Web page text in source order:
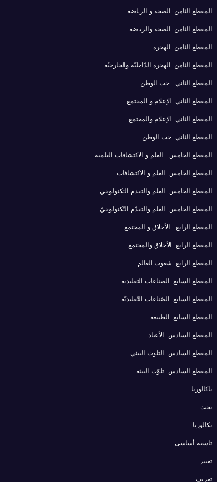
المقطع الثامن: الصحة و الرياضة
المقطع الثامن: الصحة والرياضة
المقطع الثامن: الهجرة
المقطع الثامن: الهجرة الدّاخليّة والخارجيّة
المقطع الثاني : حب الوطن
المقطع الثاني: الإعلام و المجتمع
المقطع الثاني: الإعلام والمجتمع
المقطع الثاني: حب الوطن
المقطع الخامس : العلم و الاكتشافات العلمية
المقطع الخامس: العلم و الاكتشافات
المقطع الخامس: العلم والتقدم التكنولوجي
المقطع الخامس: العلم والتقدّم التّكنولوجيّ
المقطع الرابع : الأخلاق و المجتمع
المقطع الرابع: الأخلاق والمجتمع
المقطع الرابع: شعوب العالم
المقطع السابع: الصناعات التقليدية
المقطع السابع: الصّناعات التّقليديّة
المقطع السابع: الطبيعة
المقطع السادس: الأعياد
المقطع السادس: التلوث البيئي
المقطع السادس: تلوّث البيئة
باكالوريا
بحث
بكالوريا
تاسعة أساسي
تعبير
تعريف